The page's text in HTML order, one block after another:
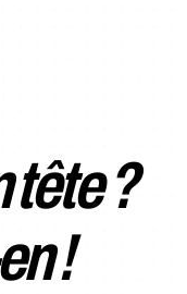
tête ?
!